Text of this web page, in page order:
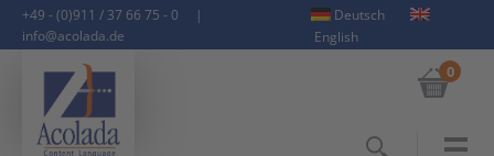
+49 - (0)911 / 37 66 75 - 0
|
info@acolada.de
Deutsch
English
0